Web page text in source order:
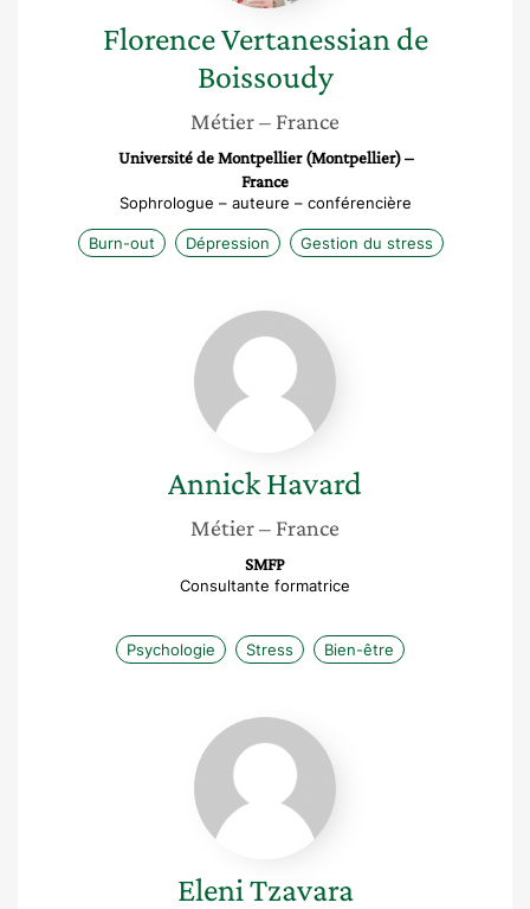
FlorenceVertanessian de
Boissoudy
Métier– France
Université de Montpellier (Montpellier) –
France
Sophrologue – auteure – conférencière
Burn-out Dépression Gestion du stress
Annick
Havard
AnnickHavard
Métier– France
SMFP
Consultante formatrice
Psychologie Stress Bien-être
Eleni
Tzavara
EleniTzavara